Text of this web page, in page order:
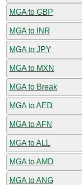
MGA to GBP
MGA to INR
MGA to JPY
MGA to MXN
MGA to Break
MGA to AED
MGA to AFN
MGA to ALL
MGA to AMD
MGA to ANG